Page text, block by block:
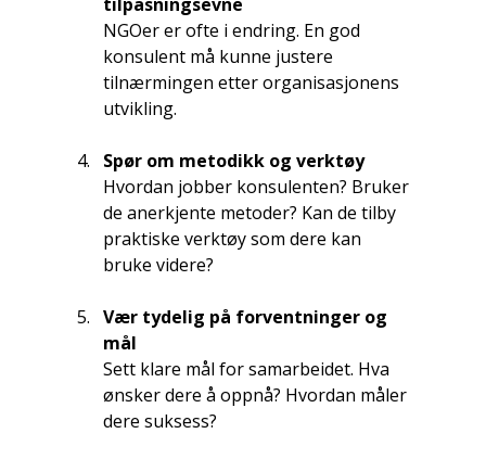
NGOer er ofte i endring. En god
konsulent må kunne justere
tilnærmingen etter organisasjonens
utvikling.
Spør om metodikk og verktøy
Hvordan jobber konsulenten? Bruker
de anerkjente metoder? Kan de tilby
praktiske verktøy som dere kan
bruke videre?
Vær tydelig på forventninger og
mål
Sett klare mål for samarbeidet. Hva
ønsker dere å oppnå? Hvordan måler
dere suksess?